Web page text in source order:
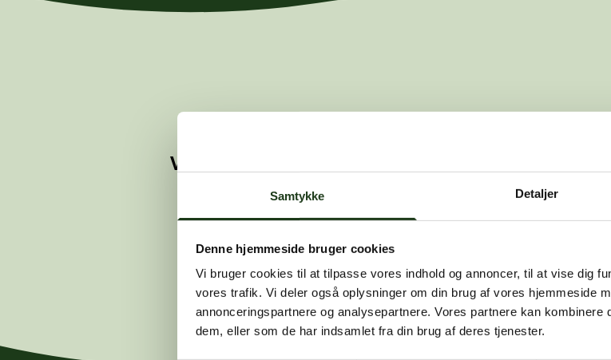
Samtykke Detaljer
Denne hjemmeside bruger cookies
Vi bruger cookies til at tilpasse vores indhold og annoncer, til at vise dig
vores trafik. Vi deler også oplysninger om din brug af vores hjemmeside
annonceringspartnere og analysepartnere. Vores partnere kan
dem, eller som de har indsamlet fra din brug af deres tjenester.
Vi kunne ikke finde den side, du leder efter.
Hvis du mener, at dette er en fejl, kan du kontakte